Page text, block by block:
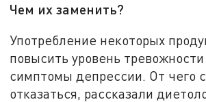
Чем их заменить?
Употребление некоторых
повысить уровень
симптомы депрессии. От чего
отказаться, рассказали